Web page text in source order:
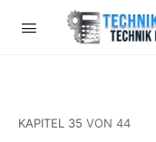
KAPITEL 35 VON 44